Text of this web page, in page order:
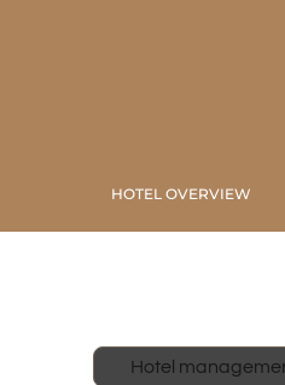
HOTEL OVERVIEW
Hotel